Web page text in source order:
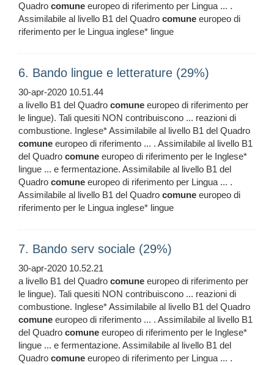
Quadro comune europeo di riferimento per Lingua ... .
Assimilabile al livello B1 del Quadro comune europeo di
riferimento per le Lingua inglese* lingue
6. Bando lingue e letterature (29%)
30-apr-2020 10.51.44
a livello B1 del Quadro comune europeo di riferimento per
le lingue). Tali quesiti NON contribuiscono ... reazioni di
combustione. Inglese* Assimilabile al livello B1 del Quadro
comune europeo di riferimento ... . Assimilabile al livello B1
del Quadro comune europeo di riferimento per le Inglese*
lingue ... e fermentazione. Assimilabile al livello B1 del
Quadro comune europeo di riferimento per Lingua ... .
Assimilabile al livello B1 del Quadro comune europeo di
riferimento per le Lingua inglese* lingue
7. Bando serv sociale (29%)
30-apr-2020 10.52.21
a livello B1 del Quadro comune europeo di riferimento per
le lingue). Tali quesiti NON contribuiscono ... reazioni di
combustione. Inglese* Assimilabile al livello B1 del Quadro
comune europeo di riferimento ... . Assimilabile al livello B1
del Quadro comune europeo di riferimento per le Inglese*
lingue ... e fermentazione. Assimilabile al livello B1 del
Quadro comune europeo di riferimento per Lingua ... .